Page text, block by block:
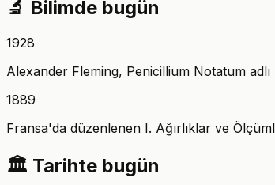
🔬 Bilimde bugün
1928
Alexander Fleming, Penicillium Notatum
1889
Fransa'da düzenlenen I. Ağırlıklar ve
🏛️ Tarihte bugün